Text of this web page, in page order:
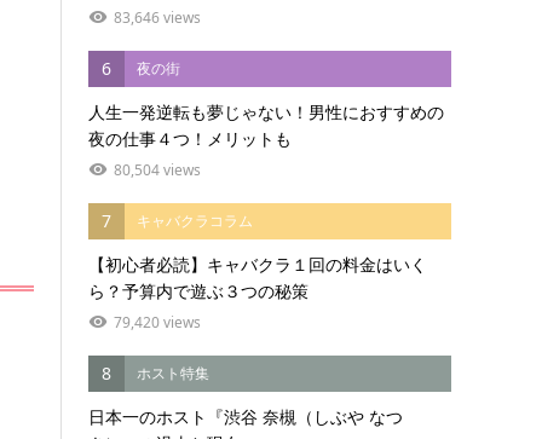
83,646 views
6 夜の街
人生一発逆転も夢じゃない！男性におすすめの
夜の仕事４つ！メリットも
80,504 views
7 キャバクラコラム
【初心者必読】キャバクラ１回の料金はいく
ら？予算内で遊ぶ３つの秘策
79,420 views
8 ホスト特集
日本一のホスト『渋谷 奈槻（しぶや なつ